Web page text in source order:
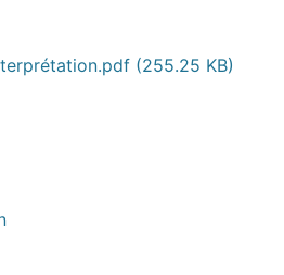
(255.25 KB)